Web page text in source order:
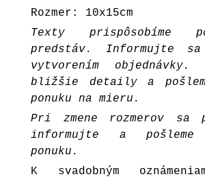
Rozmer: 10x15cm
Texty prispôsobíme
predstáv. Informujte
vytvorením objednávky.
bližšie detaily a
ponuku na mieru.
Pri zmene rozmerov sa
informujte a pošleme
ponuku.
K svadobným